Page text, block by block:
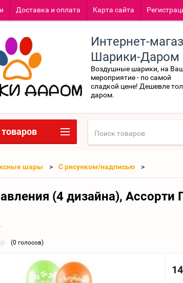
Доставка и оплата Карта сайта
Интернет-
Шарики-Даром
Воздушные шарики, на
мероприятие - по самой
сладкой цене! Дешевле
даром.
шары С рисунком/надписью
(4 дизайна), Ассорти
(0 голосов)